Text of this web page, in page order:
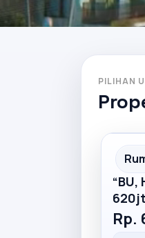
PILIHAN
“BU,
Rp.